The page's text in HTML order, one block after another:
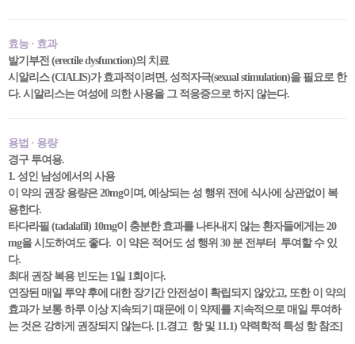
효능 · 효과
발기부전 (erectile dysfunction)의 치료
시알리스 (CIALIS)가 효과적이려면, 성적자극(sexual stimulation)을 필요로 한
다. 시알리스는 여성에 의한 사용을 그 적응증으로 하지 않는다.
용법 · 용량
경구 투여용.
1. 성인 남성에서의 사용
이 약의 권장 용량은 20mg이며, 예상되는 성 행위 전에 식사에 상관없이 복
용한다.
타다라필 (tadalafil) 10mg이 충분한 효과를 나타내지 않는 환자들에게는 20
mg을 시도하여도 좋다. 이 약은 적어도 성 행위 30 분 전부터 투여할 수 있
다.
최대 권장 복용 빈도는 1일 1회이다.
연장된 매일 투약 후에 대한 장기간 안전성이 확립되지 않았고, 또한 이 약의
효과가 보통 하루 이상 지속되기 때문에 이 약제를 지속적으로 매일 투여하
는 것은 강하게 권장되지 않는다. [1.경고 항 및 11.1) 약력학적 특성 항 참조]